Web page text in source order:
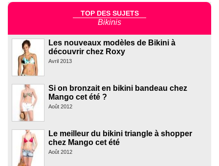
TOP DES SUJETS
Bikinis
Les nouveaux modèles de Bikini à
découvrir chez Roxy
Avril 2013
Si on bronzait en bikini bandeau chez
Mango cet été ?
Août 2012
Le meilleur du bikini triangle à shopper
chez Mango cet été
Août 2012